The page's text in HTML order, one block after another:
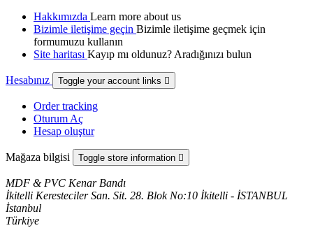
Hakkımızda Learn more about us
Bizimle iletişime geçin Bizimle iletişime geçmek için
formumuzu kullanın
Site haritası Kayıp mı oldunuz? Aradığınızı bulun
Hesabınız Toggle your account links 
Order tracking
Oturum Aç
Hesap oluştur
Mağaza bilgisi Toggle store information 
MDF & PVC Kenar Bandı
İkitelli Keresteciler San. Sit. 28. Blok No:10 İkitelli - İSTANBUL
İstanbul
Türkiye